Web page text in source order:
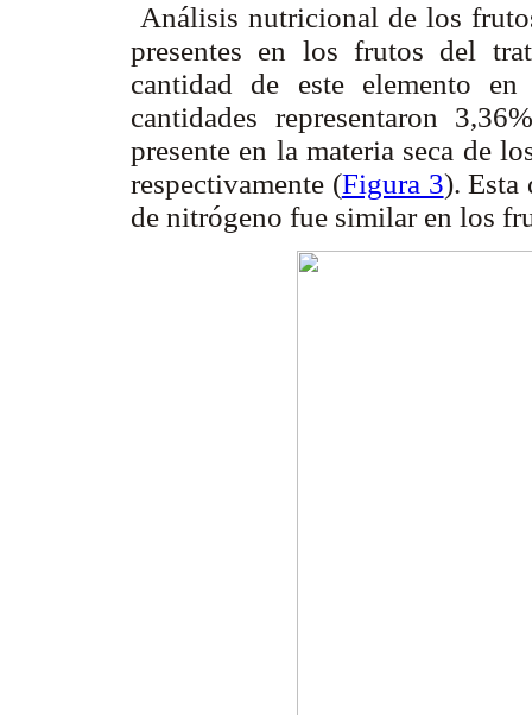
Análisis nutricional de los
presentes en los frutos del
cantidad de este elemento
cantidades representaron
presente en la materia seca de
respectivamente (Figura 3). Esta
de nitrógeno fue similar en los